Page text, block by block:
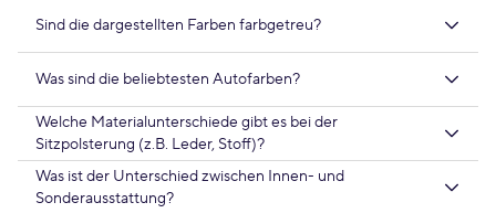
Sind die dargestellten Farben farbgetreu?
Was sind die beliebtesten Autofarben?
Welche Materialunterschiede gibt es bei der
Sitzpolsterung (z.B. Leder, Stoff)?
Was ist der Unterschied zwischen Innen- und
Sonderausstattung?